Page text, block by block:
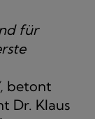
für
betont
Dr. Klaus